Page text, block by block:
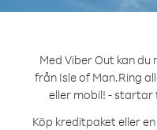
Med Viber Out kan
från Isle of Man.Ring
eller mobil! - startar
Köp kreditpaket eller